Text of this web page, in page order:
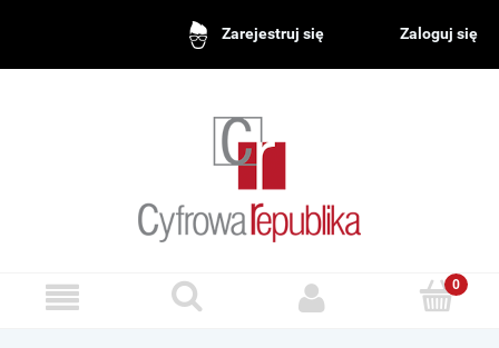
Zarejestruj się Zaloguj się